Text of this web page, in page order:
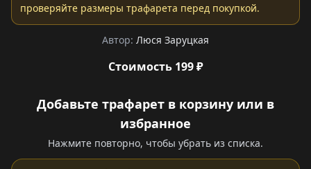
проверяйте размеры трафарета перед покупкой.
Автор: Люся Заруцкая
Стоимость 199 ₽
Добавьте трафарет в корзину или в
избранное
Нажмите повторно, чтобы убрать из списка.